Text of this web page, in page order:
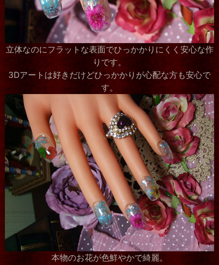
立体なのにフラットな表面でひっかかりにくく安心な作
りです。
3Dアートは好きだけどひっかかりが心配な方も安心で
す。
本物のお花が色鮮やかで綺麗。